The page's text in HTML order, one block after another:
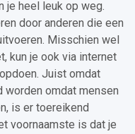
je heel leuk op weg.
door anderen die een
Misschien wel
kun je ook via internet
Juist omdat
omdat mensen
is er toereikend
voornaamste is dat je